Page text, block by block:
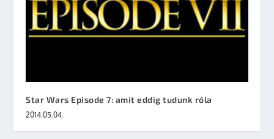
Star Wars Episode 7: amit eddig tudunk róla
2014.05.04.